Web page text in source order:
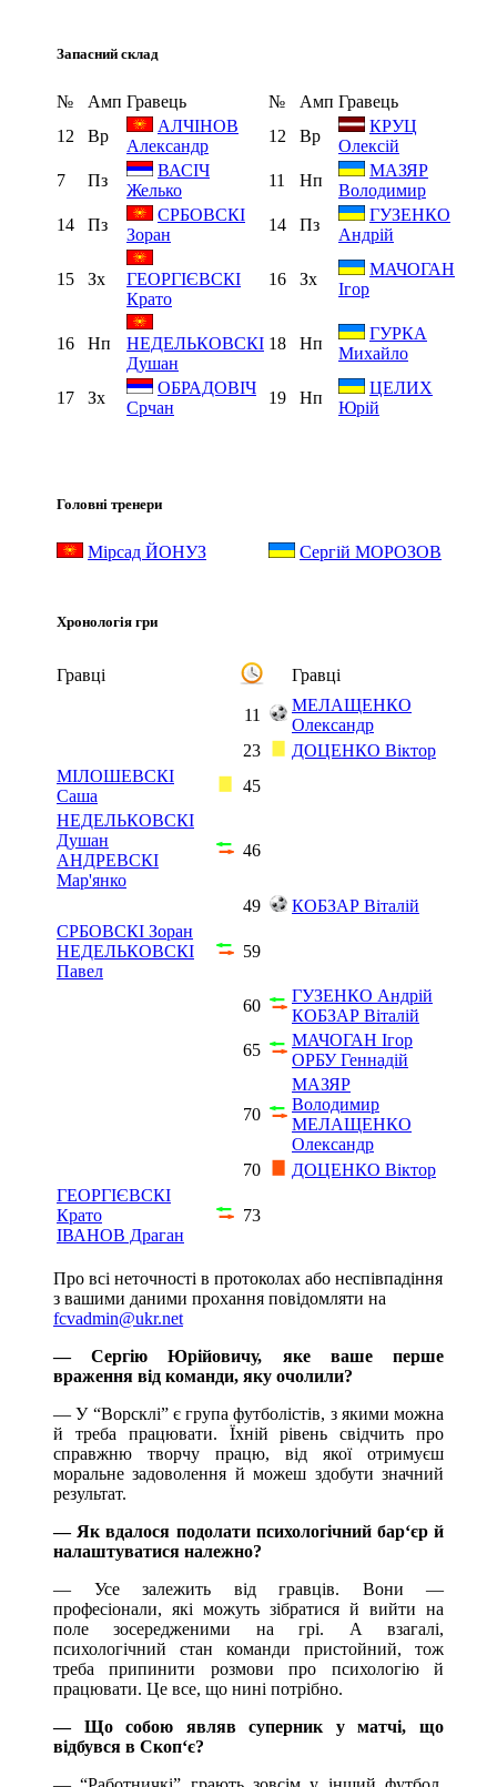
Запасний склад
№ Амп Гравець № Амп Гравець
12
Вр
АЛЧІНОВ
Александр
12 Вр
КРУЦ
Олексій
7
Пз
ВАСІЧ
Желько
11 Нп
МАЗЯР
Володимир
14
Пз
СРБОВСКІ
Зоран
14 Пз
ГУЗЕНКО
Андрій
15 Зх
ГЕОРГІЄВСКІ
Крато
16 Зх
МАЧОГАН
Ігор
16 Нп
НЕДЕЛЬКОВСКІ
Душан
18 Нп
ГУРКА
Михайло
17 Зх
ОБРАДОВІЧ
Срчан
19 Нп
ЦЕЛИХ
Юрій
Головні тренери
Мірсад ЙОНУЗ Сергій МОРОЗОВ
Хронологія гри
Гравці Гравці
11
МЕЛАЩЕНКО
Олександр
23
ДОЦЕНКО Віктор
МІЛОШЕВСКІ
Саша
45
НЕДЕЛЬКОВСКІ
Душан
АНДРЕВСКІ
Мар'янко
46
49
КОБЗАР Віталій
СРБОВСКІ Зоран
НЕДЕЛЬКОВСКІ
Павел
59
60
ГУЗЕНКО Андрій
КОБЗАР Віталій
65
МАЧОГАН Ігор
ОРБУ Геннадій
70
МАЗЯР
Володимир
МЕЛАЩЕНКО
Олександр
70
ДОЦЕНКО Віктор
ГЕОРГІЄВСКІ
Крато
ІВАНОВ Драган
73
Про всі неточності в протоколах або неспівпадіння
з вашими даними прохання повідомляти на
fcvadmin@ukr.net
— Сергію Юрійовичу, яке ваше перше
враження від команди, яку очолили?
— У “Ворсклі” є група футболістів, з якими можна
й треба працювати. Їхній рівень свідчить про
справжню творчу працю, від якої отримуєш
моральне задоволення й можеш здобути значний
результат.
— Як вдалося подолати психологічний бар‘єр й
налаштуватися належно?
— Усе залежить від гравців. Вони —
професіонали, які можуть зібратися й вийти на
поле зосередженими на грі. А взагалі,
психологічний стан команди пристойний, тож
треба припинити розмови про психологію й
працювати. Це все, що нині потрібно.
— Що собою являв суперник у матчі, що
відбувся в Скоп‘є?